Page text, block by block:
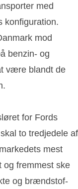
med
konfiguration.
mod
benzin- og
være blandt de
for Fords
to tredjedele af
mest
fremmest ske
og brændstof-